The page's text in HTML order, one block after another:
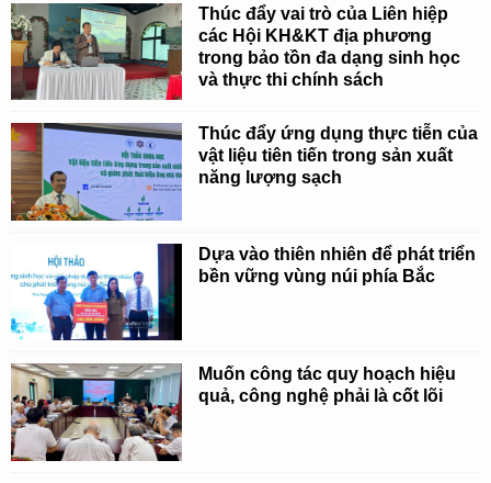
Thúc đẩy vai trò của Liên hiệp
các Hội KH&KT địa phương
trong bảo tồn đa dạng sinh học
và thực thi chính sách
Thúc đẩy ứng dụng thực tiễn của
vật liệu tiên tiến trong sản xuất
năng lượng sạch
Dựa vào thiên nhiên để phát triển
bền vững vùng núi phía Bắc
Muốn công tác quy hoạch hiệu
quả, công nghệ phải là cốt lõi